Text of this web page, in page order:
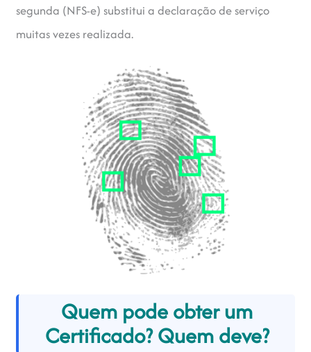
segunda (NFS-e) substitui a declaração de serviço
muitas vezes realizada.
Quem pode obter um
Certificado? Quem deve?